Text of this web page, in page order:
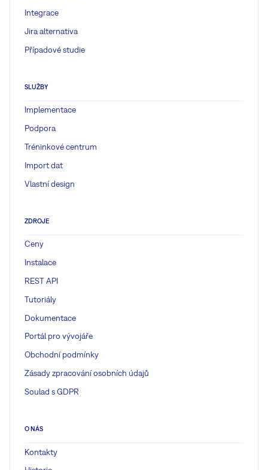
Integrace
Jira alternativa
Případové studie
SLUŽBY
Implementace
Podpora
Tréninkové centrum
Import dat
Vlastní design
ZDROJE
Ceny
Instalace
REST API
Tutoriály
Dokumentace
Portál pro vývojáře
Obchodní podmínky
Zásady zpracování osobních údajů
Soulad s GDPR
O NÁS
Kontakty